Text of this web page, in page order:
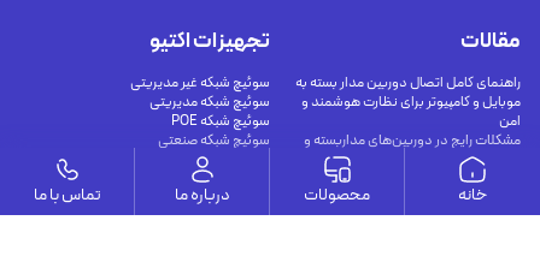
تجهیزات اکتیو
سوئیچ شبکه غیر مدیریتی
سوئیچ شبکه مدیریتی
سوئیچ شبکه POE
سوئیچ شبکه صنعتی
مدیا کانورتور و متعلقات
مقالات
راهنمای کامل اتصال دوربین مدار بسته به
موبایل و کامپیوتر برای نظارت هوشمند و
امن
مشکلات رایج در دوربین‌های مداربسته و
راهکارهای جامع تعمیر
کابل‌های اترنت شیلددار (محافظت‌شده) چه
هستند؟
اترنت Cat8 چگونه با راهکارهای فیبر نوری
خانه محصولات درباره ما تماس با ما